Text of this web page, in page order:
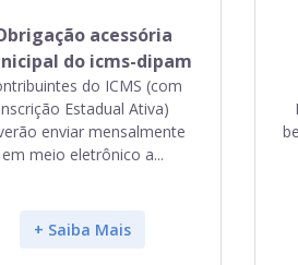
acessória
do icms-dipam
do ICMS (com
Estadual Ativa)
enviar mensalmente
em meio eletrônico a...
+ Saiba Mais